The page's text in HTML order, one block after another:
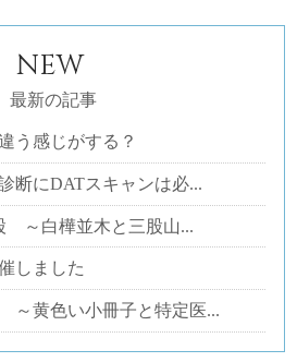
NEW
最新の記事
う感じがする？
断にDATスキャンは必...
～白樺並木と三股山...
しました
～黄色い小冊子と特定医...